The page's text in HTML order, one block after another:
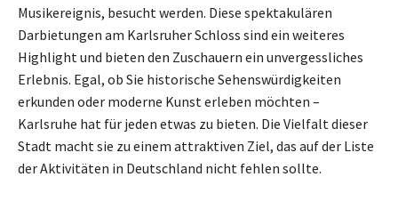
Musikereignis, besucht werden. Diese spektakulären
Darbietungen am Karlsruher Schloss sind ein weiteres
Highlight und bieten den Zuschauern ein unvergessliches
Erlebnis. Egal, ob Sie historische Sehenswürdigkeiten
erkunden oder moderne Kunst erleben möchten –
Karlsruhe hat für jeden etwas zu bieten. Die Vielfalt dieser
Stadt macht sie zu einem attraktiven Ziel, das auf der Liste
der Aktivitäten in Deutschland nicht fehlen sollte.